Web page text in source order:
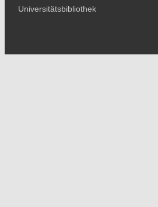
Universitätsbibliothek